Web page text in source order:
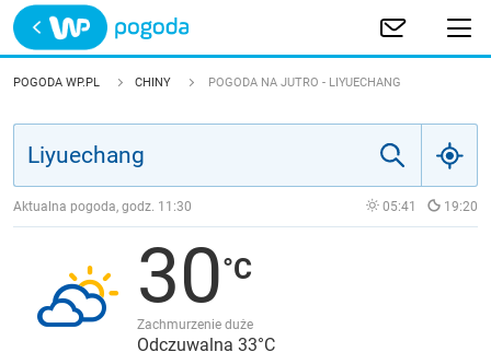
Trwa ładowanie
POLSKA
JAKOŚĆ POWIETRZA
POGODA WP.PL CHINY POGODA NA JUTRO - LIYUECHANG
Aktualna pogoda, godz. 11:30 05:41 19:20
30
Zachmurzenie duże
Odczuwalna 33°C